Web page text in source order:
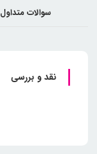
سوالات متداول
نقد و بررسی